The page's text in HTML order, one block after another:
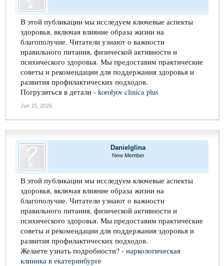
В этой публикации мы исследуем ключевые аспекты
здоровья, включая влияние образа жизни на
благополучие. Читатели узнают о важности
правильного питания, физической активности и
психического здоровья. Мы предоставим практические
советы и рекомендации для поддержания здоровья и
развития профилактических подходов.
Погрузиться в детали - korolyov clinica plus
Jun 15, 2026
Danielglina
New Member
В этой публикации мы исследуем ключевые аспекты
здоровья, включая влияние образа жизни на
благополучие. Читатели узнают о важности
правильного питания, физической активности и
психического здоровья. Мы предоставим практические
советы и рекомендации для поддержания здоровья и
развития профилактических подходов.
Желаете узнать подробности? - наркологическая
клиника в екатеринбурге